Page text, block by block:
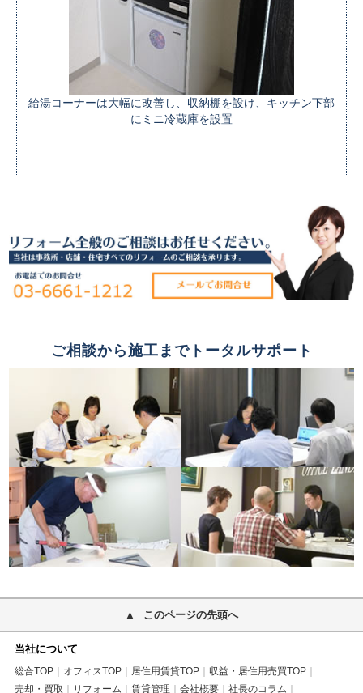
給湯コーナーは大幅に改善し、収納棚を設け、 キッチン下部
にミニ冷蔵庫を設置
ご相談から施工までトータルサポート
このページの先頭へ
当社について
総合TOP オフィスTOP 居住用賃貸TOP
収益・居住用売買TOP
売却・買取
リフォーム 賃貸管理 会社概要
社長のコラム